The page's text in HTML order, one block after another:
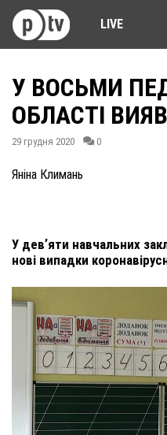
LIVE
У ВОСЬМИ
ОБЛАСТІ
29 грудня 2020 0
Яніна Климань
У девʼяти навчальних
нові випадки